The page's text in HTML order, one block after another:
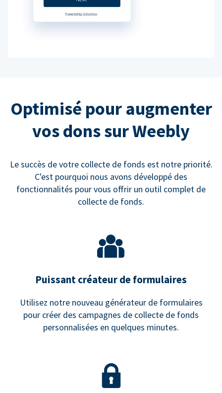
Optimisé pour augmenter
vos dons sur Weebly
Le succès de votre collecte de fonds est notre priorité.
C'est pourquoi nous avons développé des
fonctionnalités pour vous offrir un outil complet de
collecte de fonds.
Puissant créateur de formulaires
Utilisez notre nouveau générateur de formulaires
pour créer des campagnes de collecte de fonds
personnalisées en quelques minutes.